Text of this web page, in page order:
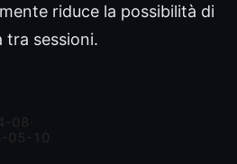
riduce la possibilità di
sessioni.